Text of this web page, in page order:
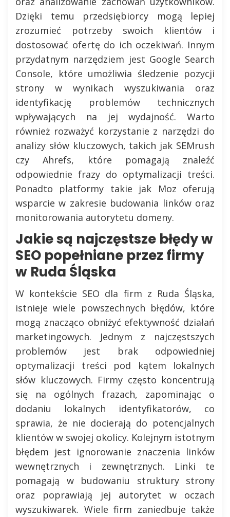
Dzięki temu przedsiębiorcy mogą lepiej
zrozumieć potrzeby swoich klientów i
dostosować ofertę do ich oczekiwań. Innym
przydatnym narzędziem jest Google Search
Console, które umożliwia śledzenie pozycji
strony w wynikach wyszukiwania oraz
identyfikację problemów technicznych
wpływających na jej wydajność. Warto
również rozważyć korzystanie z narzędzi do
analizy słów kluczowych, takich jak SEMrush
czy Ahrefs, które pomagają znaleźć
odpowiednie frazy do optymalizacji treści.
Ponadto platformy takie jak Moz oferują
wsparcie w zakresie budowania linków oraz
monitorowania autorytetu domeny.
Jakie są najczęstsze błędy w
SEO popełniane przez firmy
w Ruda Śląska
W kontekście SEO dla firm z Ruda Śląska,
istnieje wiele powszechnych błędów, które
mogą znacząco obniżyć efektywność działań
marketingowych. Jednym z najczęstszych
problemów jest brak odpowiedniej
optymalizacji treści pod kątem lokalnych
słów kluczowych. Firmy często koncentrują
się na ogólnych frazach, zapominając o
dodaniu lokalnych identyfikatorów, co
sprawia, że nie docierają do potencjalnych
klientów w swojej okolicy. Kolejnym istotnym
błędem jest ignorowanie znaczenia linków
wewnętrznych i zewnętrznych. Linki te
pomagają w budowaniu struktury strony
oraz poprawiają jej autorytet w oczach
wyszukiwarek. Wiele firm zaniedbuje także